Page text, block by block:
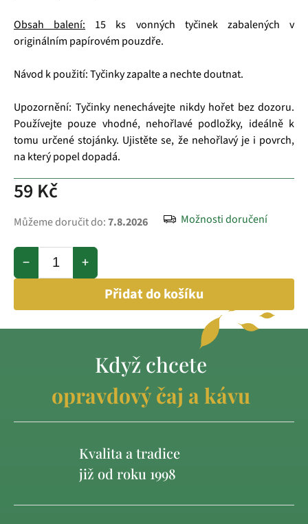
59 Kč
Můžeme doručit do:7.8.2026 Možnosti doručení
+
−
Přidat do košíku
Obsah balení: 15 ks vonných tyčinek zabalených v
originálním papírovém pouzdře.
Návod k použití: Tyčinky zapalte a nechte doutnat.
Upozornění: Tyčinky nenechávejte nikdy hořet bez dozoru.
Používejte pouze vhodné, nehořlavé podložky, ideálně k
tomu určené stojánky. Ujistěte se, že nehořlavý je i povrch,
na který popel dopadá.
Když chcete
opravdový čaj a kávu
Kvalita a tradice
již od roku 1998